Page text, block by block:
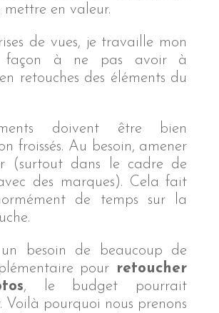
mettre en valeur.
de vues, je travaille mon
façon à ne pas avoir à
retouches des éléments du
doivent être bien
froissés. Au besoin, amener
(surtout dans le cadre de
des marques). Cela fait
de temps sur la
besoin de beaucoup de
pour retoucher
, le budget pourrait
Voilà pourquoi nous prenons